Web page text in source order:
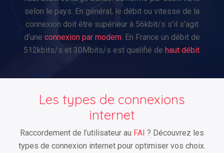
selon le pays. En général, le débit ou vitesse de la
connexion doit être supérieur à 56kbit/s s’il s’agit
d’une connexion par modem. En France un débit de
512kbits/s et 30Mbits/s est qualifié de haut débit.
Les types de connexions
internet
Raccordement de l’utilisateur au FAI ? Découvrez les
types de connexion internet pour optimiser vos choix.